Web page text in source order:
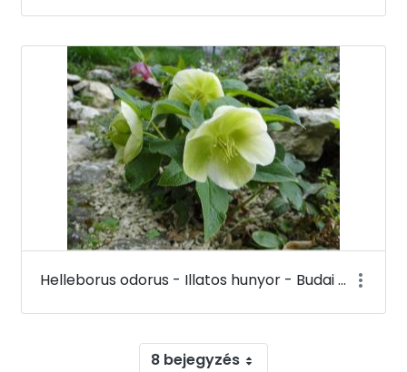
Helleborus odorus - Illatos hunyor - Budai Arborétum
8 bejegyzés